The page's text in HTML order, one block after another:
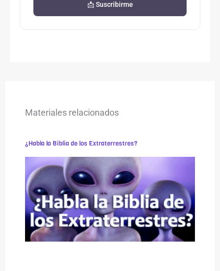
📩 Suscribirme
Materiales relacionados
¿Habla la Biblia de los Extraterrestres?